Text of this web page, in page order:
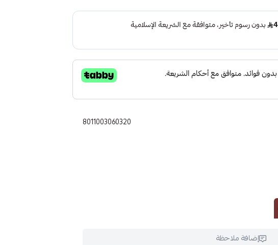
8011003060320
إضافة ملاحظة